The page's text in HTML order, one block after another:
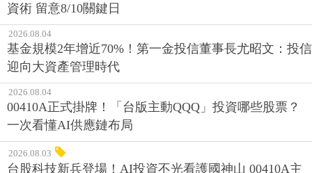
資術 留意8/10關鍵日
2026.08.04
基金規模2年增近70%！第一金投信董事長尤昭文：投信
迎向大資產管理時代
2026.08.04
00410A正式掛牌！「台版主動QQQ」投資哪些股票？
一次看懂AI供應鏈布局
2026.08.03
台股科技新兵登場！AI投資不光看護國神山 00410A主